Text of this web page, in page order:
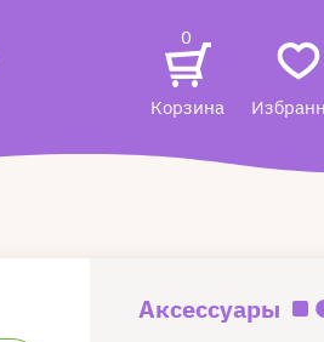
0
Корзина
Аксессуары